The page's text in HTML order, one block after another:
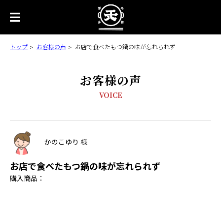
トップ お客様の声 お店で食べたもつ鍋の味が忘れられず
お客様の声
VOICE
かのこゆり 様
お店で食べたもつ鍋の味が忘れられず
購入商品：